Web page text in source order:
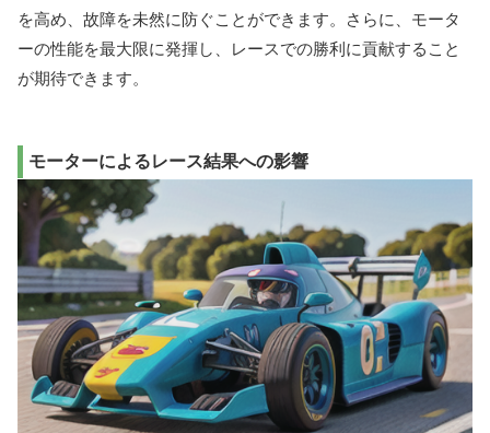
を高め、故障を未然に防ぐことができます。さらに、モータ
ーの性能を最大限に発揮し、レースでの勝利に貢献すること
が期待できます。
モーターによるレース結果への影響